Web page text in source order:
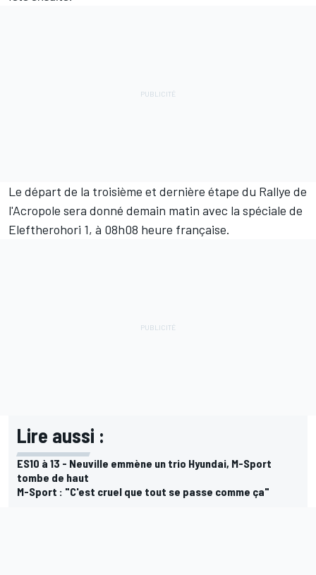
Le départ de la troisième et dernière étape du Rallye de
l'Acropole sera donné demain matin avec la spéciale de
Eleftherohori 1, à 08h08 heure française.
Lire aussi :
ES10 à 13 - Neuville emmène un trio Hyundai, M-Sport
tombe de haut
M-Sport : "C'est cruel que tout se passe comme ça"